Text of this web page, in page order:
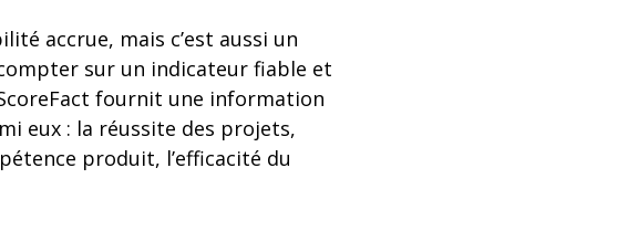
accrue, mais c’est aussi un
sur un indicateur fiable et
fournit une information
eux : la réussite des projets,
produit, l’efficacité du